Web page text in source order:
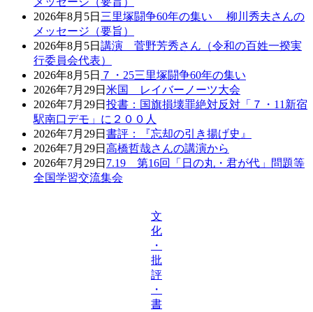
2026年8月5日 三里塚闘争60年の集い 柳川秀夫さんの
メッセージ（要旨）
2026年8月5日 講演 菅野芳秀さん（令和の百姓一揆実
行委員会代表）
2026年8月5日 ７・25三里塚闘争60年の集い
2026年7月29日 米国 レイバーノーツ大会
2026年7月29日 投書：国旗損壊罪絶対反対「７・11新宿
駅南口デモ」に２００人
2026年7月29日 書評：『忘却の引き揚げ史』
2026年7月29日 高橋哲哉さんの講演から
2026年7月29日 7.19 第16回「日の丸・君が代」問題等
全国学習交流集会
文
化
・
批
評
・
書